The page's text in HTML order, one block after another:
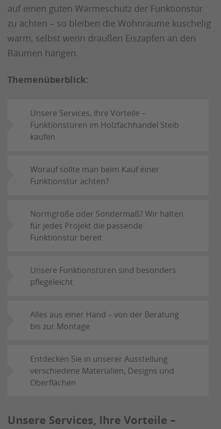
auf einen guten Wärmeschutz der Funktionstür
zu achten – so bleiben die Wohnräume kuschelig
warm, selbst wenn draußen Eiszapfen an den
Bäumen hängen.
Themenüberblick:
Unsere Services, Ihre Vorteile –
Funktionstüren im Holzfachhandel Steib
kaufen
Worauf sollte man beim Kauf einer
Funktionstür achten?
Normgröße oder Sondermaß? Wir halten
für jedes Projekt die passende
Funktionstür bereit
Unsere Funktionstüren sind besonders
pflegeleicht
Alles aus einer Hand – von der Beratung
bis zur Montage
Entdecken Sie in unserer Ausstellung
verschiedene Materialien, Designs und
Oberflächen
Unsere Services, Ihre Vorteile –